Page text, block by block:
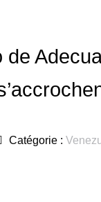
de
Catégorie :